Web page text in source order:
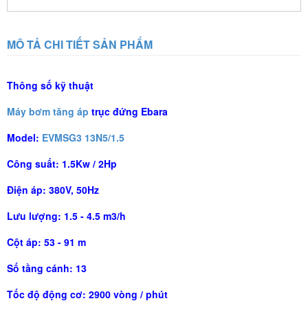
MÔ TẢ CHI TIẾT SẢN PHẨM
Thông số kỹ thuật
Máy bơm tăng áp trục đứng Ebara
Model: EVMSG3 13N5/1.5
Công suất: 1.5Kw / 2Hp
Điện áp: 380V, 50Hz
Lưu lượng: 1.5 - 4.5 m3/h
Cột áp: 53 - 91 m
Số tầng cánh: 13
Tốc độ động cơ: 2900 vòng / phút